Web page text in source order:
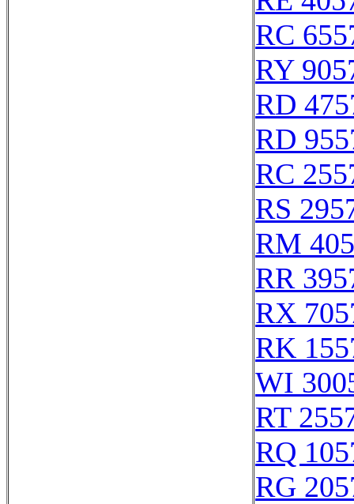
RC
RY
RD
RD
RC
RS
RM
RR
RX
RK
WI
RT
RQ
RG